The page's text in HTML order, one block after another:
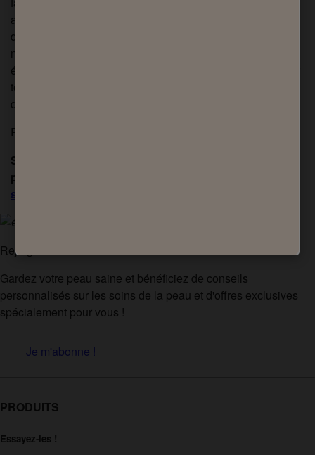
aider à garder votre peau en bonne santé. N’essayez pas
de la surcharger de produits, mais aidez-la plutôt à limiter
naturellement sa production de sébum. Vous devez
également faire particulièrement attention à votre peau par
temps chaud car la chaleur peut lui faire produire
davantage de sébum.
Pour en savoir plus sur la peau grasse,
Si vous ne connaissez toujours pas votre type de
peau, répondez dès maintenant à notre
sur le type de peau
Rejoignez la communauté Sanex !
Gardez votre peau saine et bénéficiez de conseils
personnalisés sur les soins de la peau et d'offres exclusives
spécialement pour vous !
Je m'abonne !
PRODUITS
Essayez-les !